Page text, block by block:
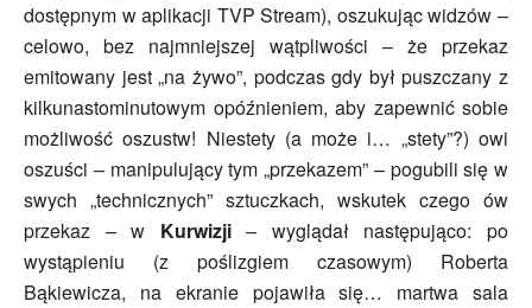
dostępnym w aplikacji TVP Stream), oszukując widzów –
celowo, bez najmniejszej wątpliwości – że przekaz
emitowany jest „na żywo”, podczas gdy był puszczany z
kilkunastominutowym opóźnieniem, aby zapewnić sobie
możliwość oszustw! Niestety (a może i… „stety”?) owi
oszuści – manipulujący tym „przekazem” – pogubili się w
swych „technicznych” sztuczkach, wskutek czego ów
przekaz – w Kurwizji– wyglądał następująco: po
wystąpieniu (z poślizgiem czasowym) Roberta
Bąkiewicza, na ekranie pojawiła się… martwa sala